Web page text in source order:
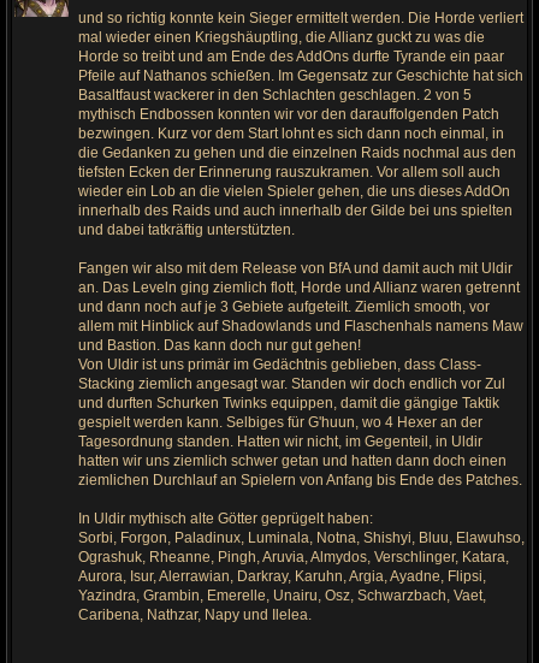
h
e
z
u
m
l
e
z
t
e
n
B
e
i
t
r
a
und so richtig konnte kein Sieger ermittelt werden. Die Horde verliert
mal wieder einen Kriegshäuptling, die Allianz guckt zu was die
Horde so treibt und am Ende des AddOns durfte Tyrande ein paar
Pfeile auf Nathanos schießen. Im Gegensatz zur Geschichte hat sich
Basaltfaust wackerer in den Schlachten geschlagen. 2 von 5
mythisch Endbossen konnten wir vor den darauffolgenden Patch
bezwingen. Kurz vor dem Start lohnt es sich dann noch einmal, in
die Gedanken zu gehen und die einzelnen Raids nochmal aus den
tiefsten Ecken der Erinnerung rauszukramen. Vor allem soll auch
wieder ein Lob an die vielen Spieler gehen, die uns dieses AddOn
innerhalb des Raids und auch innerhalb der Gilde bei uns spielten
und dabei tatkräftig unterstützten.
Fangen wir also mit dem Release von BfA und damit auch mit Uldir
an. Das Leveln ging ziemlich flott, Horde und Allianz waren getrennt
und dann noch auf je 3 Gebiete aufgeteilt. Ziemlich smooth, vor
allem mit Hinblick auf Shadowlands und Flaschenhals namens Maw
und Bastion. Das kann doch nur gut gehen!
Von Uldir ist uns primär im Gedächtnis geblieben, dass Class-
Stacking ziemlich angesagt war. Standen wir doch endlich vor Zul
und durften Schurken Twinks equippen, damit die gängige Taktik
gespielt werden kann. Selbiges für G'huun, wo 4 Hexer an der
Tagesordnung standen. Hatten wir nicht, im Gegenteil, in Uldir
hatten wir uns ziemlich schwer getan und hatten dann doch einen
ziemlichen Durchlauf an Spielern von Anfang bis Ende des Patches.
In Uldir mythisch alte Götter geprügelt haben:
Sorbi, Forgon, Paladinux, Luminala, Notna, Shishyi, Bluu, Elawuhso,
Ograshuk, Rheanne, Pingh, Aruvia, Almydos, Verschlinger, Katara,
Aurora, Isur, Alerrawian, Darkray, Karuhn, Argia, Ayadne, Flipsi,
Yazindra, Grambin, Emerelle, Unairu, Osz, Schwarzbach, Vaet,
Caribena, Nathzar, Napy und Ilelea.